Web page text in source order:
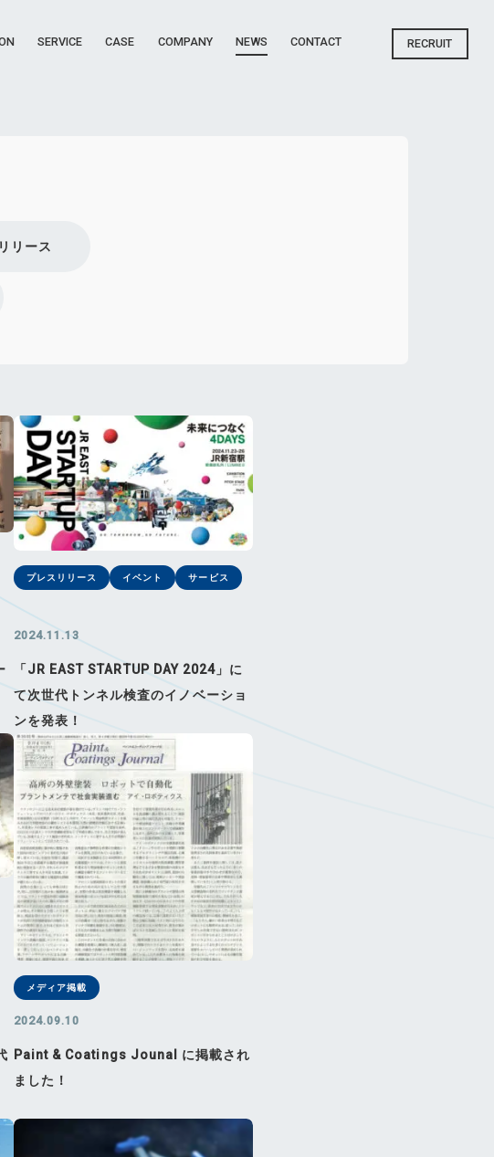
SERVICE CASE COMPANY NEWS CONTACT RECRUIT
リース
プレスリリース イベント サービス
2024.11.13
「JR EAST STARTUP DAY 2024」に
て次世代トンネル検査のイノベーショ
ンを発表！
メディア掲載
2024.09.10
Paint & Coatings Jounal に掲載され
ました！